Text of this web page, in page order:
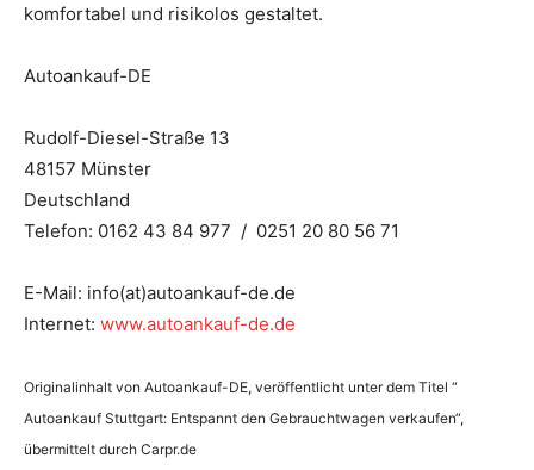
komfortabel und risikolos gestaltet.
Autoankauf-DE
Rudolf-Diesel-Straße 13
48157 Münster
Deutschland
Telefon: 0162 43 84 977 / 0251 20 80 56 71
E-Mail: info(at)autoankauf-de.de
Internet: www.autoankauf-de.de
Originalinhalt von Autoankauf-DE, veröffentlicht unter dem Titel “
Autoankauf Stuttgart: Entspannt den Gebrauchtwagen verkaufen“,
übermittelt durch Carpr.de